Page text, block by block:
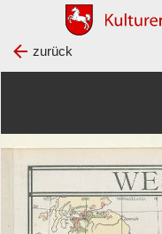
zurück